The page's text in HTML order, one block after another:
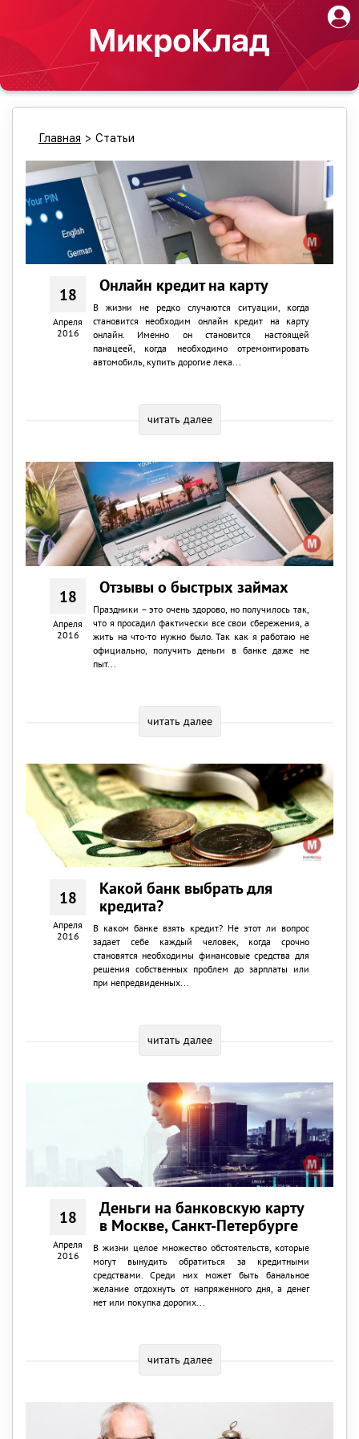
Главная > Статьи
18
Апреля
2016
Онлайн кредит на карту
В жизни не редко случаются ситуации, когда
становится необходим онлайн кредит на карту
онлайн. Именно он становится настоящей
панацеей, когда необходимо отремонтировать
автомобиль, купить дорогие лека...
читать далее
18
Апреля
2016
Отзывы о быстрых займах
Праздники – это очень здорово, но получилось так,
что я просадил фактически все свои сбережения, а
жить на что-то нужно было. Так как я работаю не
официально, получить деньги в банке даже не
пыт...
читать далее
18
Апреля
2016
Какой банк выбрать для
кредита?
В каком банке взять кредит? Не этот ли вопрос
задает себе каждый человек, когда срочно
становятся необходимы финансовые средства для
решения собственных проблем до зарплаты или
при непредвиденных...
читать далее
18
Апреля
2016
Деньги на банковскую карту
в Москве, Санкт-Петербурге
В жизни целое множество обстоятельств, которые
могут вынудить обратиться за кредитными
средствами. Среди них может быть банальное
желание отдохнуть от напряженного дня, а денег
нет или покупка дорогих...
читать далее